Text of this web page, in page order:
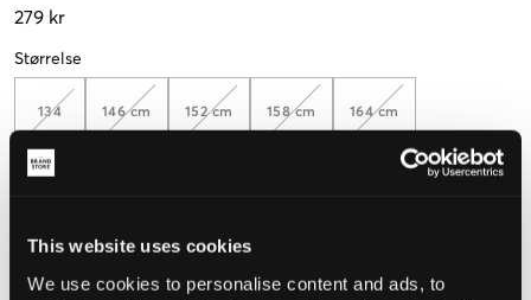
This website uses cookies
We use cookies to personalise content and ads, to
279 kr
Størrelse
134 146 cm 152 cm 158 cm 164 cm